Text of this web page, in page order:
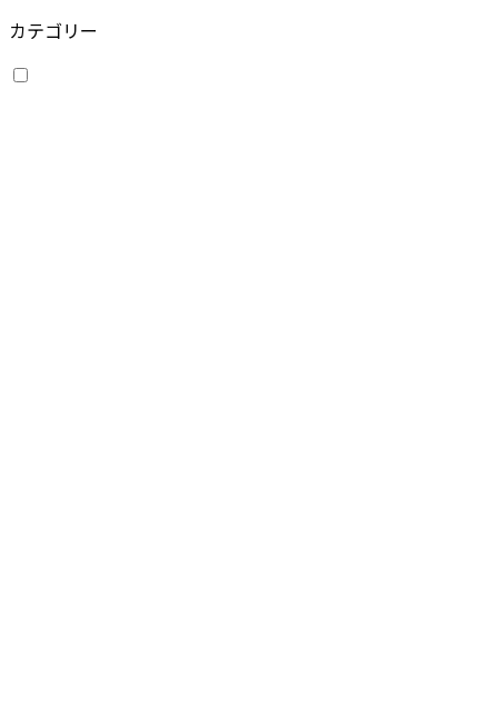
カテゴリー